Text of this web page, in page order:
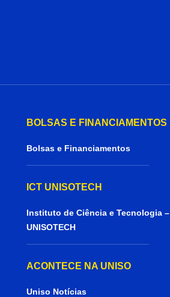
BOLSAS E FINANCIAMENTOS
Bolsas e Financiamentos
ICT UNISOTECH
Instituto de Ciência e Tecnologia –
UNISOTECH
ACONTECE NA UNISO
Uniso Notícias